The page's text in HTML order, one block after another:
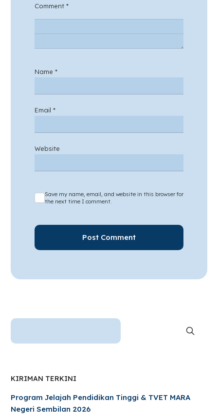
Comment *
Name *
Email *
Website
Save my name, email, and website in this browser for
the next time I comment.
KIRIMAN TERKINI
Program Jelajah Pendidikan Tinggi & TVET MARA
Negeri Sembilan 2026